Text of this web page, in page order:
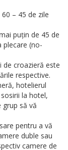
– 45 de zile
puțin de 45 de
plecare (no-
de croazieră este
respective.
hotelierul
la hotel,
să vă
pentru a vă
duble sau
camere de